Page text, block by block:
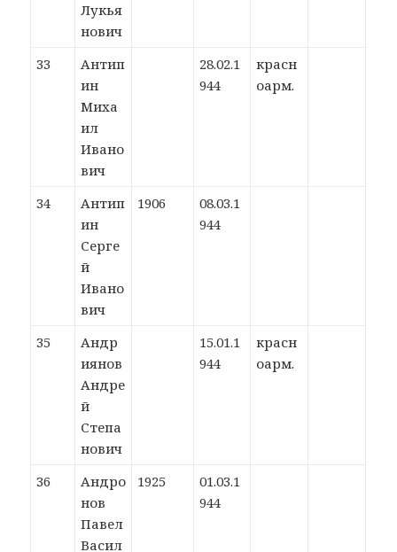
Лукья
нович
33
Антип
ин
Миха
ил
Ивано
вич
28.02.1
944
красн
оарм.
34
Антип
ин
Серге
й
Ивано
вич
1906
08.03.1
944
35
Андр
иянов
Андре
й
Степа
нович
15.01.1
944
красн
оарм.
36
Андро
нов
Павел
Васил
1925
01.03.1
944